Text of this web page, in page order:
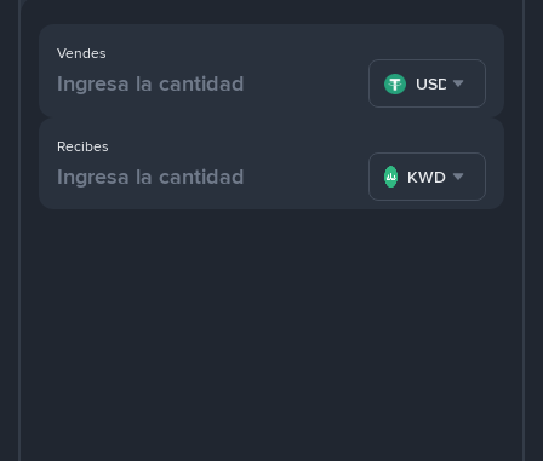
Recibes
KWD
Vendes
USDT